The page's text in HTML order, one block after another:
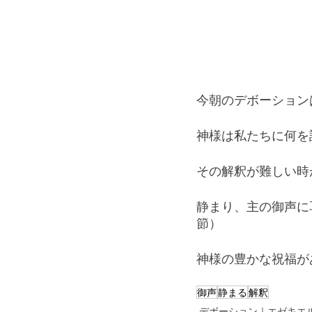
今朝のデボーショ
神様は私たちに何
その解釈が難しい
静まり、主の御声
節）
神様の豊かな祝福
御声静まる解釈